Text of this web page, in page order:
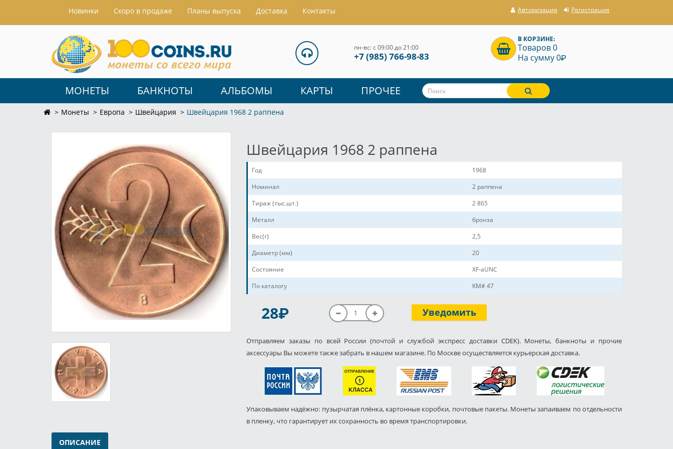
Hовинки Скоро в продаже Планы выпуска Доставка Контакты Авторизация Регистрация
пн-вс: с 09:00 до 21:00
+7 (985) 766-98-83
В КОРЗИНЕ:
Товаров 0
На сумму 0P
МОНЕТЫ БАНКНОТЫ АЛЬБОМЫ КАРТЫ ПРОЧЕЕ
Монеты Европа Швейцария Швейцария 1968 2 раппена
Швейцария 1968 2 раппена
Год
1968
Номинал
2 раппена
Тираж (тыс.шт.)
2 865
Металл
бронза
Вес(г)
2,5
Диаметр (мм)
20
Состояние
XF-aUNC
По каталогу
KM# 47
28P Уведомить
Отправляем заказы по всей России (почтой и службой экспресс доставки CDEK). Монеты, банкноты и прочие
аксессуары Вы можете также забрать в нашем магазине. По Москве осуществляется курьерская доставка.
Упаковываем надёжно: пузырчатая плёнка, картонные коробки, почтовые пакеты. Монеты запаиваем по отдельности
в пленку, что гарантирует их сохранность во время транспортировки.
ОПИСАНИЕ